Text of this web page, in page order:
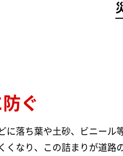
ぐ
に落ち葉や土砂、ビニール
くなり、この詰まりが道路